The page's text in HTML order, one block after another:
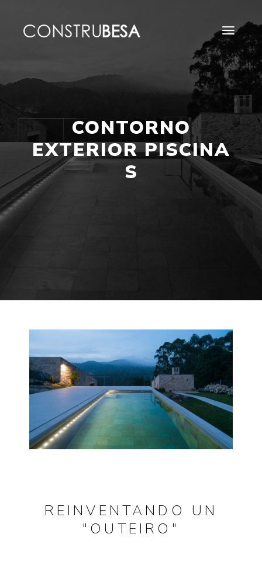
CONTORNO
EXTERIOR PISCINA
S
REINVENTANDO UN
"OUTEIRO"